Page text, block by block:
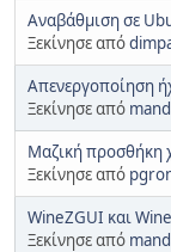
Αναβάθμιση σε
Ξεκίνησε από
Απενεργοποίηση
Ξεκίνησε από
Μαζική προσθήκη
Ξεκίνησε από
WineZGUI και
Ξεκίνησε από